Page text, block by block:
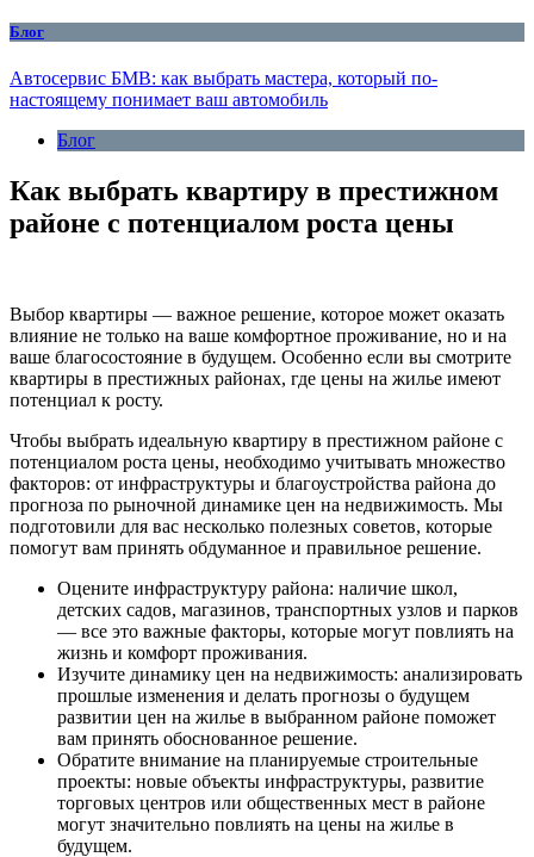
Блог
Автосервис БМВ: как выбрать мастера, который по-
настоящему понимает ваш автомобиль
Блог
Как выбрать квартиру в престижном
районе с потенциалом роста цены
Выбор квартиры — важное решение, которое может оказать
влияние не только на ваше комфортное проживание, но и на
ваше благосостояние в будущем. Особенно если вы смотрите
квартиры в престижных районах, где цены на жилье имеют
потенциал к росту.
Чтобы выбрать идеальную квартиру в престижном районе с
потенциалом роста цены, необходимо учитывать множество
факторов: от инфраструктуры и благоустройства района до
прогноза по рыночной динамике цен на недвижимость. Мы
подготовили для вас несколько полезных советов, которые
помогут вам принять обдуманное и правильное решение.
Оцените инфраструктуру района: наличие школ,
детских садов, магазинов, транспортных узлов и парков
— все это важные факторы, которые могут повлиять на
жизнь и комфорт проживания.
Изучите динамику цен на недвижимость: анализировать
прошлые изменения и делать прогнозы о будущем
развитии цен на жилье в выбранном районе поможет
вам принять обоснованное решение.
Обратите внимание на планируемые строительные
проекты: новые объекты инфраструктуры, развитие
торговых центров или общественных мест в районе
могут значительно повлиять на цены на жилье в
будущем.